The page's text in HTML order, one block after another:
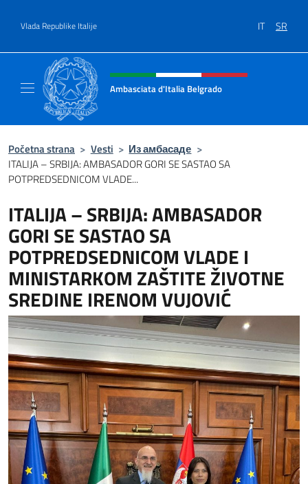
Vlada Republike Italije IT SR
Header, social and menu of site
Ambasciata d'Italia Belgrado
Početna strana > Vesti > Из амбасаде >
ITALIJA – SRBIJA: AMBASADOR GORI SE SASTAO SA
POTPREDSEDNICOM VLADE...
ITALIJA – SRBIJA: AMBASADOR
GORI SE SASTAO SA
POTPREDSEDNICOM VLADE I
MINISTARKOM ZAŠTITE ŽIVOTNE
SREDINE IRENOM VUJOVIĆ